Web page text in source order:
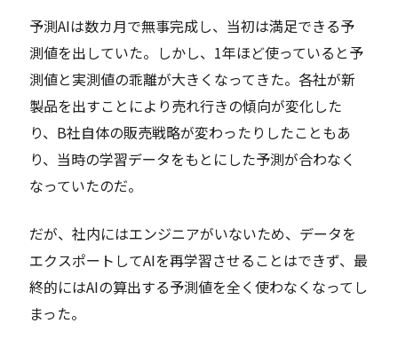
予測AIは数カ月で無事完成し、当初は満足できる予
測値を出していた。しかし、1年ほど使っていると予
測値と実測値の乖離が大きくなってきた。各社が新
製品を出すことにより売れ行きの傾向が変化した
り、B社自体の販売戦略が変わったりしたこともあ
り、当時の学習データをもとにした予測が合わなく
なっていたのだ。
だが、社内にはエンジニアがいないため、データを
エクスポートしてAIを再学習させることはできず、最
終的にはAIの算出する予測値を全く使わなくなってし
まった。